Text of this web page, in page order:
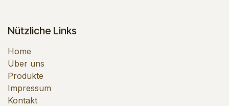
Nützliche Links
Home
Über uns
Produkte
Impressum
Kontakt